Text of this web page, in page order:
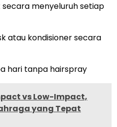
menyeluruh setiap
atau kondisioner secara
hari tanpa hairspray
vs Low-Impact,
yang Tepat